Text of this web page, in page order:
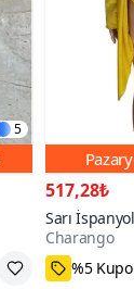
5
517,28₺
Sarı
Salaş
Charango
27₺